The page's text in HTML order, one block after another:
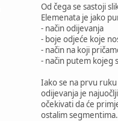
Od čega se sastoji
Elemenata je jako
- način odijevanja
- boje odjeće koje
- način na koji
- način putem kojeg
Iako se na prvu
odijevanja je
očekivati da će
ostalim